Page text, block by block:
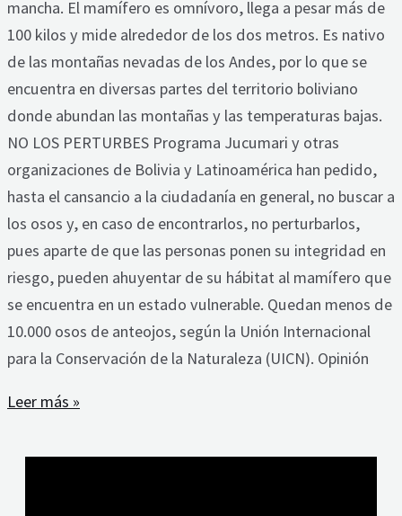
mancha. El mamífero es omnívoro, llega a pesar más de
100 kilos y mide alrededor de los dos metros. Es nativo
de las montañas nevadas de los Andes, por lo que se
encuentra en diversas partes del territorio boliviano
donde abundan las montañas y las temperaturas bajas.
NO LOS PERTURBES Programa Jucumari y otras
organizaciones de Bolivia y Latinoamérica han pedido,
hasta el cansancio a la ciudadanía en general, no buscar a
los osos y, en caso de encontrarlos, no perturbarlos,
pues aparte de que las personas ponen su integridad en
riesgo, pueden ahuyentar de su hábitat al mamífero que
se encuentra en un estado vulnerable. Quedan menos de
10.000 osos de anteojos, según la Unión Internacional
para la Conservación de la Naturaleza (UICN). Opinión
Leer más »